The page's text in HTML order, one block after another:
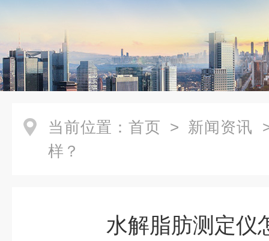
当前位置： 首页 > 新闻资讯
样？
水解脂肪测定仪